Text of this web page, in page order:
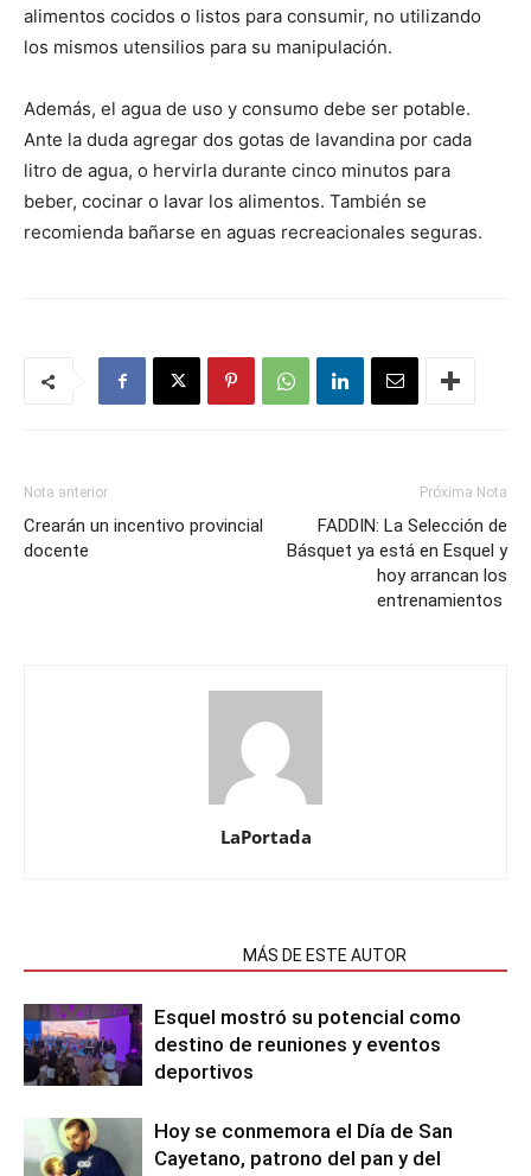
alimentos cocidos o listos para consumir, no utilizando
los mismos utensilios para su manipulación.
Además, el agua de uso y consumo debe ser potable.
Ante la duda agregar dos gotas de lavandina por cada
litro de agua, o hervirla durante cinco minutos para
beber, cocinar o lavar los alimentos. También se
recomienda bañarse en aguas recreacionales seguras.
Nota anterior
Crearán un incentivo provincial
docente
Próxima Nota
FADDIN: La Selección de
Básquet ya está en Esquel y
hoy arrancan los
entrenamientos
LaPortada
MÁS DE ESTE AUTOR
Esquel mostró su potencial como
destino de reuniones y eventos
deportivos
Hoy se conmemora el Día de San
Cayetano, patrono del pan y del